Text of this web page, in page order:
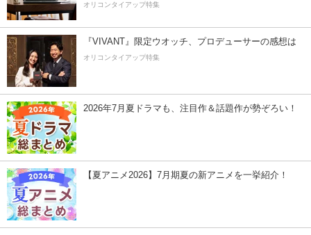
オリコンタイアップ特集
『VIVANT』限定ウオッチ、プロデューサーの感想は
オリコンタイアップ特集
2026年7月夏ドラマも、注目作＆話題作が勢ぞろい！
【夏アニメ2026】7月期夏の新アニメを一挙紹介！